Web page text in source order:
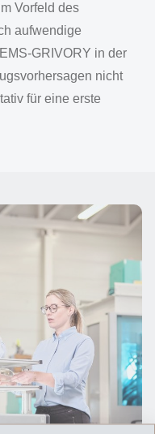
Vorfeld des
aufwendige
GRIVORY in der
nicht
für eine erste